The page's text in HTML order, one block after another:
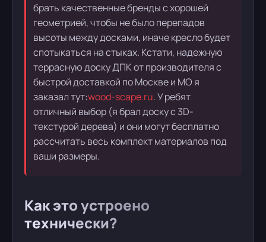
брать качественные бренды с хорошей
геометрией, чтобы не было перепадов
высоты между досками, иначе кресло будет
спотыкаться на стыках. Кстати, надежную
террасную доску ДПК от производителя с
быстрой доставкой по Москве и МО я
заказал тут:wood-scape.ru. У ребят
отличный выбор (я брал доску с 3D-
текстурой дерева) и они могут бесплатно
рассчитать весь комплект материалов под
ваши размеры.
Как это устроено
технически?